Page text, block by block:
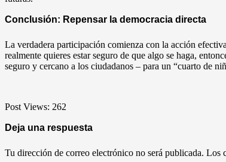
Conclusión: Repensar la democracia directa
La verdadera participación comienza con la acción
realmente quieres estar seguro de que algo se haga,
seguro y cercano a los ciudadanos – para un “cuarto de
Post Views: 262
Deja una respuesta
Tu dirección de correo electrónico no será publicada. Los